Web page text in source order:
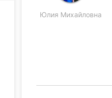
Юлия Михайловна